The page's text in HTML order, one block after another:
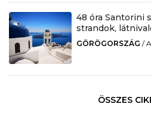
48 óra Santorini
strandok,
GÖRÖGORSZÁG /
ÖSSZES